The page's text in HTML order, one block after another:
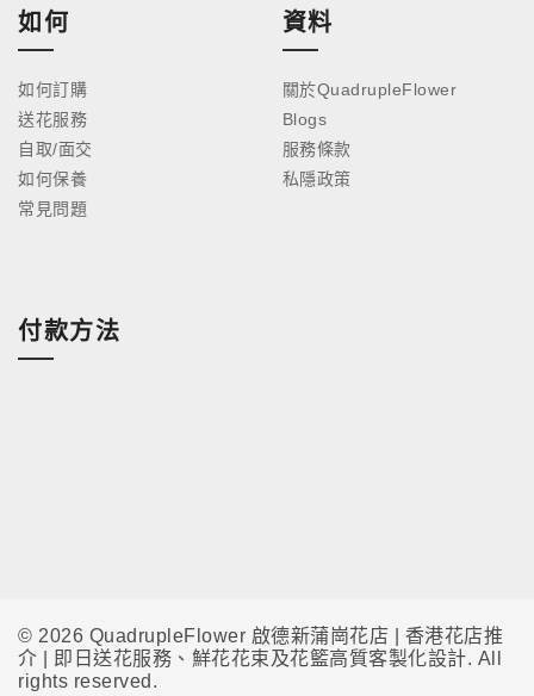
如何
如何訂購
送花服務
自取/面交
如何保養
常見問題
資料
關於QuadrupleFlower
Blogs
服務條款
私隱政策
付款方法
© 2026 QuadrupleFlower 啟德新蒲崗花店 | 香港花店推
介 | 即日送花服務、鮮花花束及花籃高質客製化設計. All
rights reserved.